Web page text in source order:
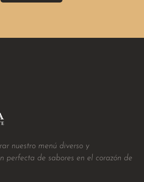
nuestro menú diverso y
perfecta de sabores en el corazón de